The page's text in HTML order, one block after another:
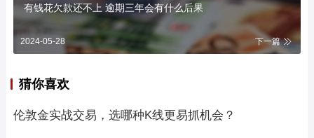
有钱花欠款还不上 逾期三年会有什么后果
2024-05-28 下一篇
猜你喜欢
伦敦金实战交易，选哪种K线更易抓机会？